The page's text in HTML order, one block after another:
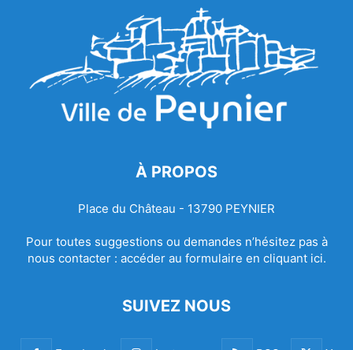
À PROPOS
Place du Château - 13790 PEYNIER
Pour toutes suggestions ou demandes n’hésitez pas à
nous contacter : accéder au formulaire en cliquant ici.
SUIVEZ NOUS